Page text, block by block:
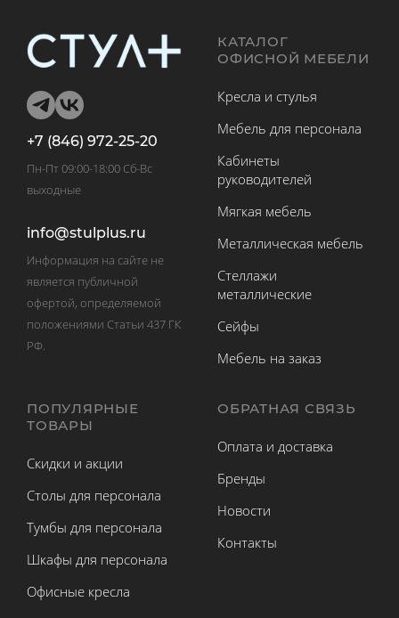
+7 (846) 972-25-20
Пн-Пт 09:00-18:00 Сб-Вс
выходные
info@stulplus.ru
Информация на сайте не
является публичной
офертой, определяемой
положениями Статьи 437 ГК
РФ.
КАТАЛОГ
ОФИСНОЙ МЕБЕЛИ
Кресла и стулья
Мебель для персонала
Кабинеты
руководителей
Мягкая мебель
Металлическая мебель
Стеллажи
металлические
Сейфы
Мебель на заказ
ПОПУЛЯРНЫЕ
ТОВАРЫ
Скидки и акции
Столы для персонала
Тумбы для персонала
Шкафы для персонала
Офисные кресла
ОБРАТНАЯ СВЯЗЬ
Оплата и доставка
Бренды
Новости
Контакты